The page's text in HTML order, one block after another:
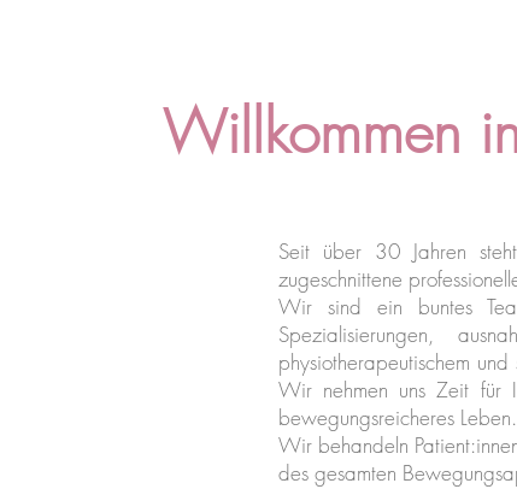
Willkommen
Seit über 30 Jahren
zugeschnittene
Wir sind ein buntes
Spezialisierungen,
physiotherapeutischem
Wir nehmen uns Zeit für
bewegungsreicheres Leben.
Wir behandeln
des gesamten